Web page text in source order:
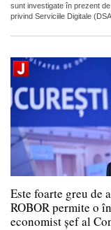
sunt investigate în prezent
privind Serviciile Digitale
Este foarte greu de
ROBOR permite o
economist șef al